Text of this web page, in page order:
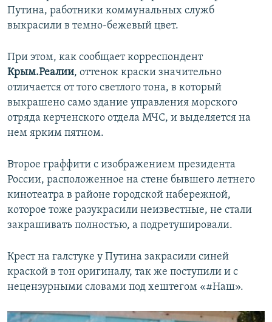
Путина, работники коммунальных служб
выкрасили в темно-бежевый цвет.
При этом, как сообщает корреспондент
Крым.Реалии, оттенок краски значительно
отличается от того светлого тона, в который
выкрашено само здание управления морского
отряда керченского отдела МЧС, и выделяется на
нем ярким пятном.
Второе граффити с изображением президента
России, расположенное на стене бывшего летнего
кинотеатра в районе городской набережной,
которое тоже разукрасили неизвестные, не стали
закрашивать полностью, а подретушировали.
Крест на галстуке у Путина закрасили синей
краской в тон оригиналу, так же поступили и с
нецензурными словами под хештегом «#Наш».